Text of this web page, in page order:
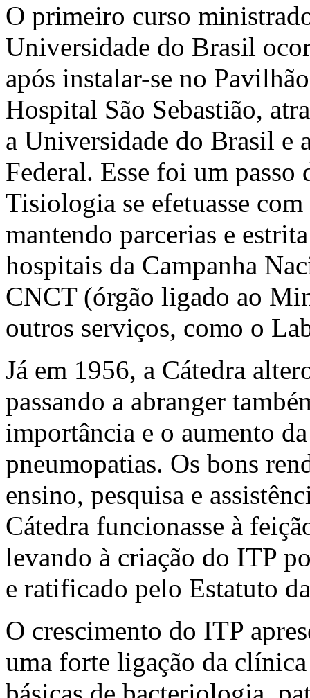
O primeiro curso
Universidade do Brasil
após instalar-se no
Hospital São Sebastião,
a Universidade do Brasil e
Federal. Esse foi um
Tisiologia se efetuasse
mantendo parcerias e
hospitais da Campanha
CNCT (órgão ligado ao
outros serviços, como o
Já em 1956, a Cátedra
passando a abranger
importância e o aumento
pneumopatias. Os bons
ensino, pesquisa e
Cátedra funcionasse à
levando à criação do ITP
e ratificado pelo Estatuto
O crescimento do ITP
uma forte ligação da